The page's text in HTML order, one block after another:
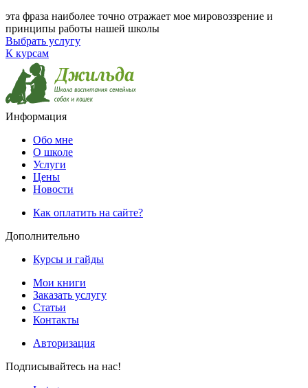
эта фраза наиболее точно отражает мое мировоззрение и
принципы работы нашей школы
Выбрать услугу
К курсам
Информация
Обо мне
О школе
Услуги
Цены
Новости
Как оплатить на сайте?
Дополнительно
Курсы и гайды
Мои книги
Заказать услугу
Статьи
Контакты
Авторизация
Подписывайтесь на нас!